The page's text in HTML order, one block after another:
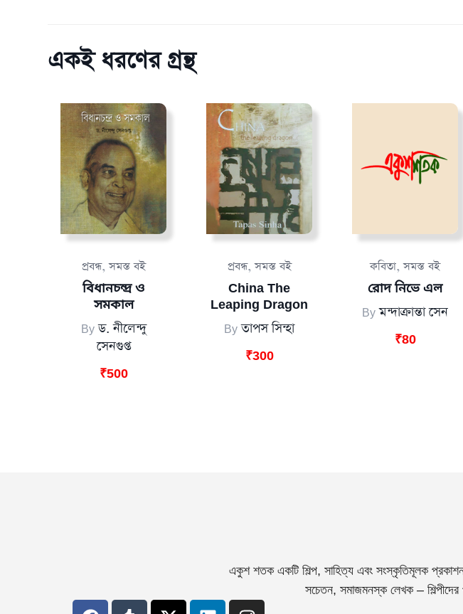
একই ধরণের গ্রন্থ
প্রবন্ধ,সমস্ত বই
বিধানচন্দ্র ও
সমকাল
Byড. নীলেন্দু
সেনগুপ্ত
₹500
প্রবন্ধ,সমস্ত বই
China The
Leaping Dragon
Byতাপস সিন্হা
₹300
কবিতা,সমস্ত বই
রোদ নিভে এল
Byমন্দাক্রান্তা সেন
₹80
একুশ শতক একটি শিল্প, সাহিত্য এবং সংস্কৃতিমূলক
সচেতন, সমাজমনস্ক লেখক –